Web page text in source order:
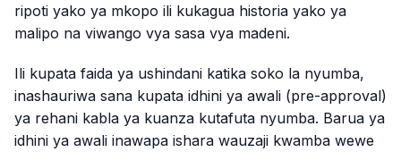
ripoti yako ya mkopo ili kukagua historia yako ya
malipo na viwango vya sasa vya madeni.
Ili kupata faida ya ushindani katika soko la nyumba,
inashauriwa sana kupata idhini ya awali (pre-approval)
ya rehani kabla ya kuanza kutafuta nyumba. Barua ya
idhini ya awali inawapa ishara wauzaji kwamba wewe